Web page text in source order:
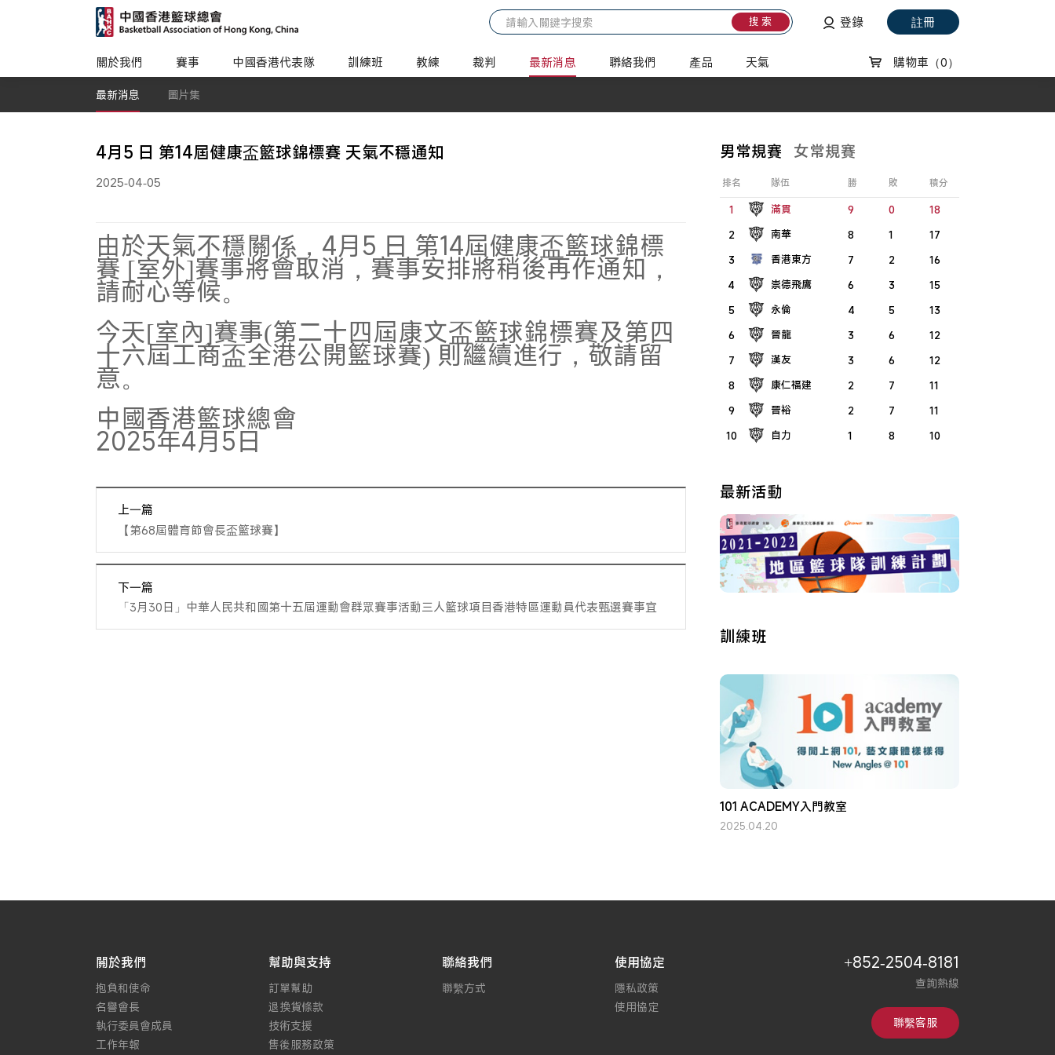
搜 索 登錄 註冊
關於我們 賽事 中國香港代表隊 訓練班 教練 裁判 最新消息 聯絡我們 產品 天氣 購物車 （0）
最新消息 圖片集
4月5 日 第14屆健康盃籃球錦標賽 天氣不穩通知
2025-04-05
由於天氣不穩關係，4月5 日 第14屆健康盃籃球錦標
賽 [室外]賽事將會取消，賽事安排將稍後再作通知，
請耐心等候。
今天[室內]賽事(第二十四屆康文盃籃球錦標賽及第四
十六屆工商盃全港公開籃球賽) 則繼續進行，敬請留
意。
中國香港籃球總會
2025年4月5日
上一篇
【第68屆體育節會長盃籃球賽】
下一篇
「3月30日」中華人民共和國第十五屆運動會群眾賽事活動三人籃球項目香港特區運動員代表甄選賽事宜
男常規賽 女常規賽
排名 隊伍 勝 敗 積分
1 滿貫 9 0
18
2
南華 8 1
17
3
香港東方 7 2
16
4
崇德飛鷹 6 3
15
5
永倫 4 5
13
6
晉龍 3 6
12
7
漢友 3 6
12
8
康仁福建 2 7
11
9
晉裕 2 7
11
10
自力 1 8 10
最新活動
訓練班
101 ACADEMY入門教室
2025.04.20
關於我們
抱負和使命
名譽會長
執行委員會成員
工作年報
幫助與支持
訂單幫助
退換貨條款
技術支援
售後服務政策
聯絡我們
聯繫方式
使用協定
隱私政策
使用協定
+852-2504-8181
查詢熱線
聯繫客服